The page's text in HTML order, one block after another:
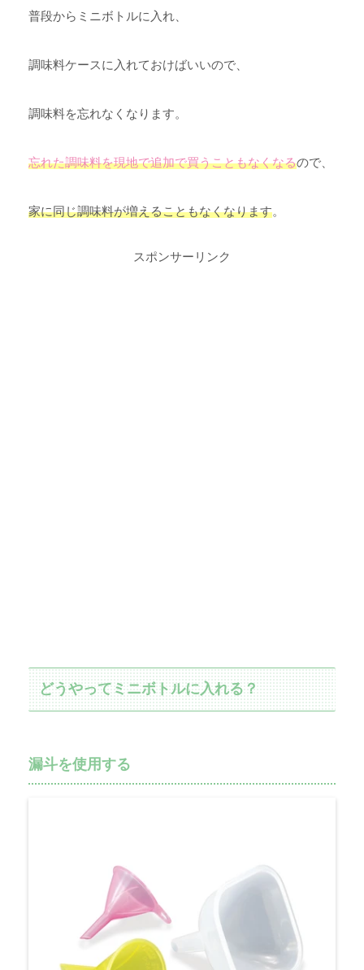
普段からミニボトルに入れ、
調味料ケースに入れておけばいいので、
調味料を忘れなくなります。
忘れた調味料を現地で追加で買うこともなくなるので、
家に同じ調味料が増えることもなくなります。
スポンサーリンク
どうやってミニボトルに入れる？
漏斗を使用する